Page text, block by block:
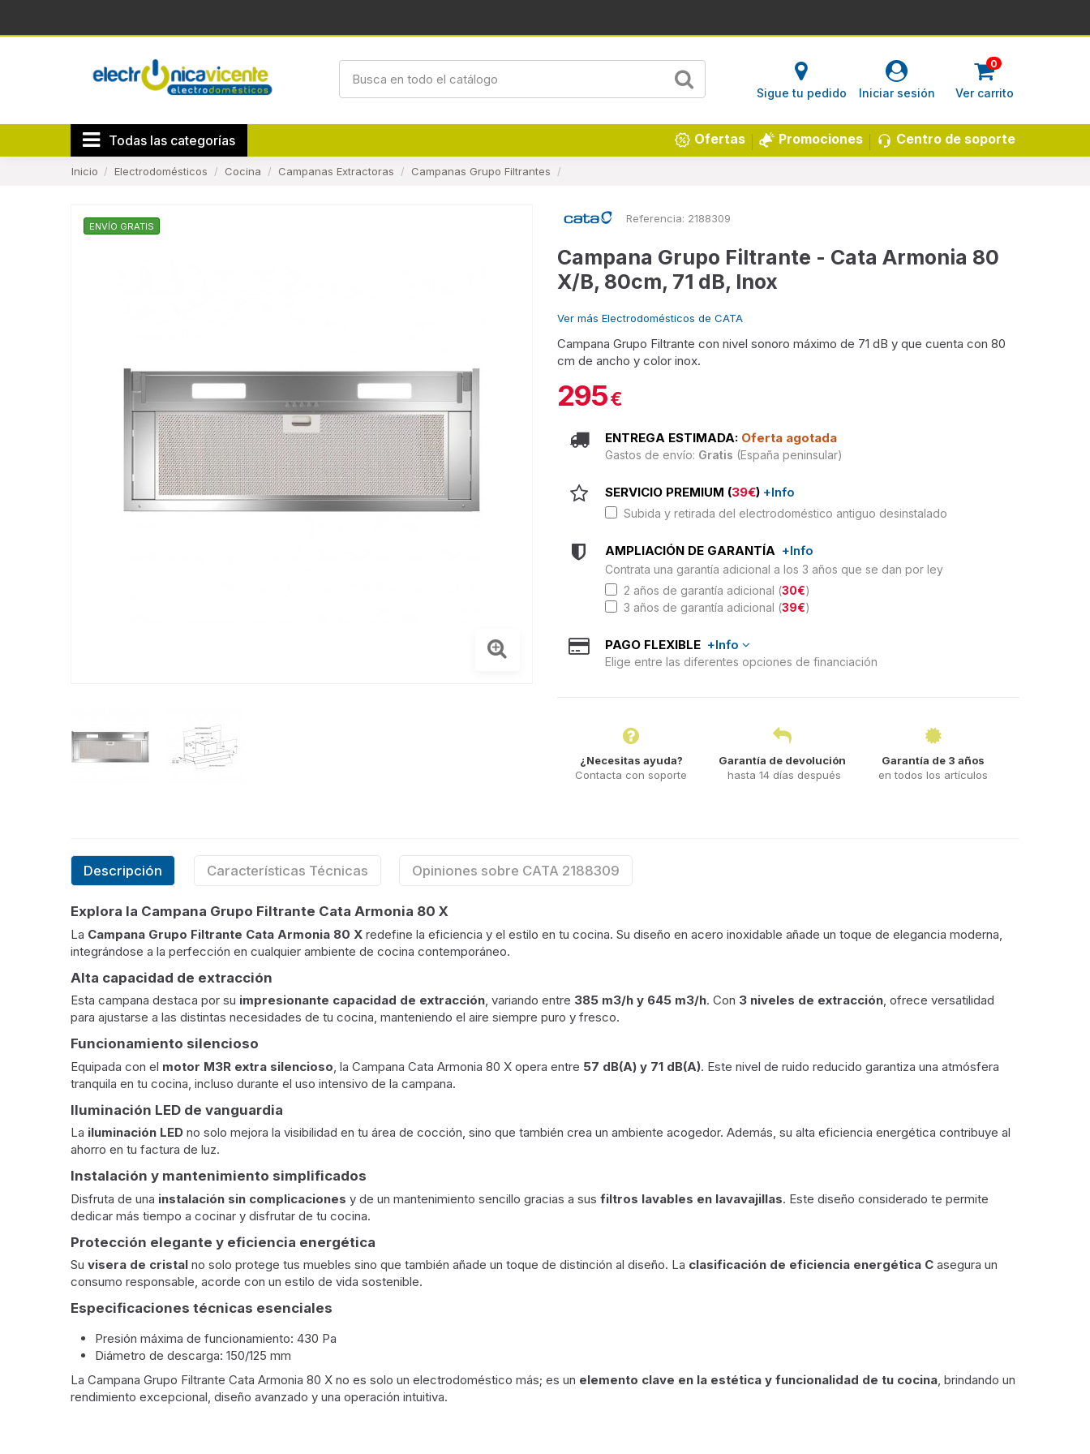
Sigue tu pedido Iniciar sesión
0
Ver carrito
Todas las categorías Centro de soporte
Promociones
Ofertas
Inicio Electrodomésticos Cocina Campanas Extractoras Campanas Grupo Filtrantes
ENVÍO GRATIS
Referencia: 2188309
Campana Grupo Filtrante - Cata Armonia 80
X/B, 80cm, 71 dB, Inox
Ver más Electrodomésticos de CATA
Campana Grupo Filtrante con nivel sonoro máximo de 71 dB y que cuenta con 80
cm de ancho y color inox.
295€
ENTREGA ESTIMADA: Oferta agotada
Gastos de envío: Gratis (España peninsular)
SERVICIO PREMIUM (39€) +Info
Subida y retirada del electrodoméstico antiguo desinstalado
AMPLIACIÓN DE GARANTÍA +Info
Contrata una garantía adicional a los 3 años que se dan por ley
2 años de garantía adicional (30€)
3 años de garantía adicional (39€)
PAGO FLEXIBLE +Info
Elige entre las diferentes opciones de financiación
¿Necesitas ayuda?
Contacta con soporte
Garantía de devolución
hasta 14 días después
Garantía de 3 años
en todos los artículos
Descripción Características Técnicas Opiniones sobre CATA 2188309
Explora la Campana Grupo Filtrante Cata Armonia 80 X
La Campana Grupo Filtrante Cata Armonia 80 X redefine la eficiencia y el estilo en tu cocina. Su diseño en acero inoxidable añade un toque de elegancia moderna,
integrándose a la perfección en cualquier ambiente de cocina contemporáneo.
Alta capacidad de extracción
Esta campana destaca por su impresionante capacidad de extracción, variando entre 385 m3/h y 645 m3/h. Con 3 niveles de extracción, ofrece versatilidad
para ajustarse a las distintas necesidades de tu cocina, manteniendo el aire siempre puro y fresco.
Funcionamiento silencioso
Equipada con el motor M3R extra silencioso, la Campana Cata Armonia 80 X opera entre 57 dB(A) y 71 dB(A). Este nivel de ruido reducido garantiza una atmósfera
tranquila en tu cocina, incluso durante el uso intensivo de la campana.
Iluminación LED de vanguardia
La iluminación LED no solo mejora la visibilidad en tu área de cocción, sino que también crea un ambiente acogedor. Además, su alta eficiencia energética contribuye al
ahorro en tu factura de luz.
Instalación y mantenimiento simplificados
Disfruta de una instalación sin complicaciones y de un mantenimiento sencillo gracias a sus filtros lavables en lavavajillas. Este diseño considerado te permite
dedicar más tiempo a cocinar y disfrutar de tu cocina.
Protección elegante y eficiencia energética
Su visera de cristal no solo protege tus muebles sino que también añade un toque de distinción al diseño. La clasificación de eficiencia energética C asegura un
consumo responsable, acorde con un estilo de vida sostenible.
Especificaciones técnicas esenciales
Presión máxima de funcionamiento: 430 Pa
Diámetro de descarga: 150/125 mm
La Campana Grupo Filtrante Cata Armonia 80 X no es solo un electrodoméstico más; es un elemento clave en la estética y funcionalidad de tu cocina, brindando un
rendimiento excepcional, diseño avanzado y una operación intuitiva.